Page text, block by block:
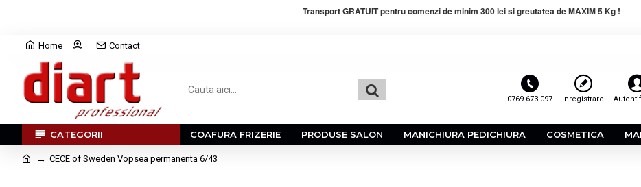
Transport GRATUIT pentru comenzi de minim 300 lei si greutatea de MAXIM 5 Kg !
Home Contact
0769 673 097 Inregistrare
CATEGORII COAFURA FRIZERIE PRODUSE SALON MANICHIURA PEDICHIURA COSMETICA
CECE of Sweden Vopsea permanenta 6/43